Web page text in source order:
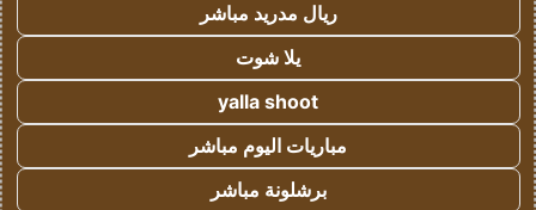
ريال مدريد مباشر
يلا شوت
yalla shoot
مباريات اليوم مباشر
برشلونة مباشر